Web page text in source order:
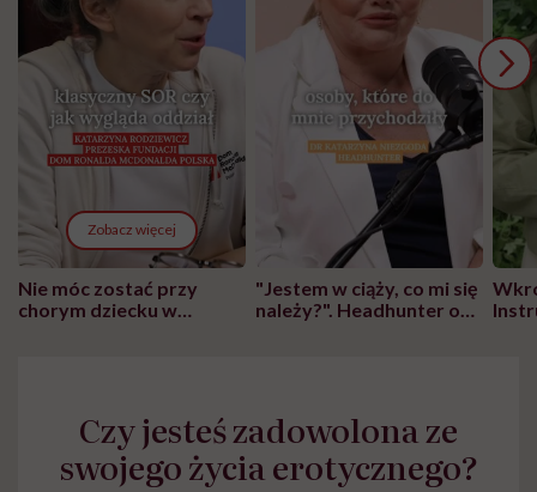
Zobacz więcej
Nie móc zostać przy
chorym dziecku w
wyobraźni"
"Jestem w ciąży, co mi się
należy?". Headhunter o
Czy jesteś zadowolona ze
swojego życia erotycznego?